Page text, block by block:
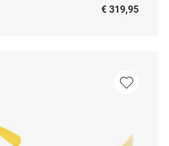
€ 319,95